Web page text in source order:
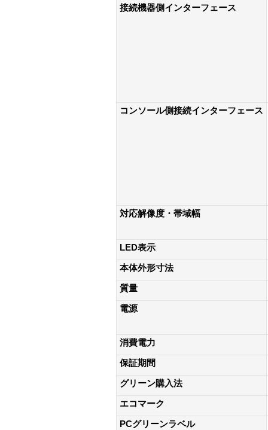
接続機器側インターフェース
コンソール側接続インターフェース
対応解像度・帯域幅
LED表示
本体外形寸法
質量
電源
消費電力
保証期間
グリーン購入法
エコマーク
PCグリーンラベル